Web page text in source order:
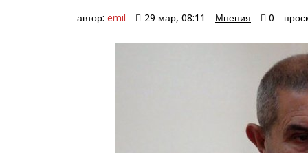
автор: emil 29 мар, 08:11 Мнения 0